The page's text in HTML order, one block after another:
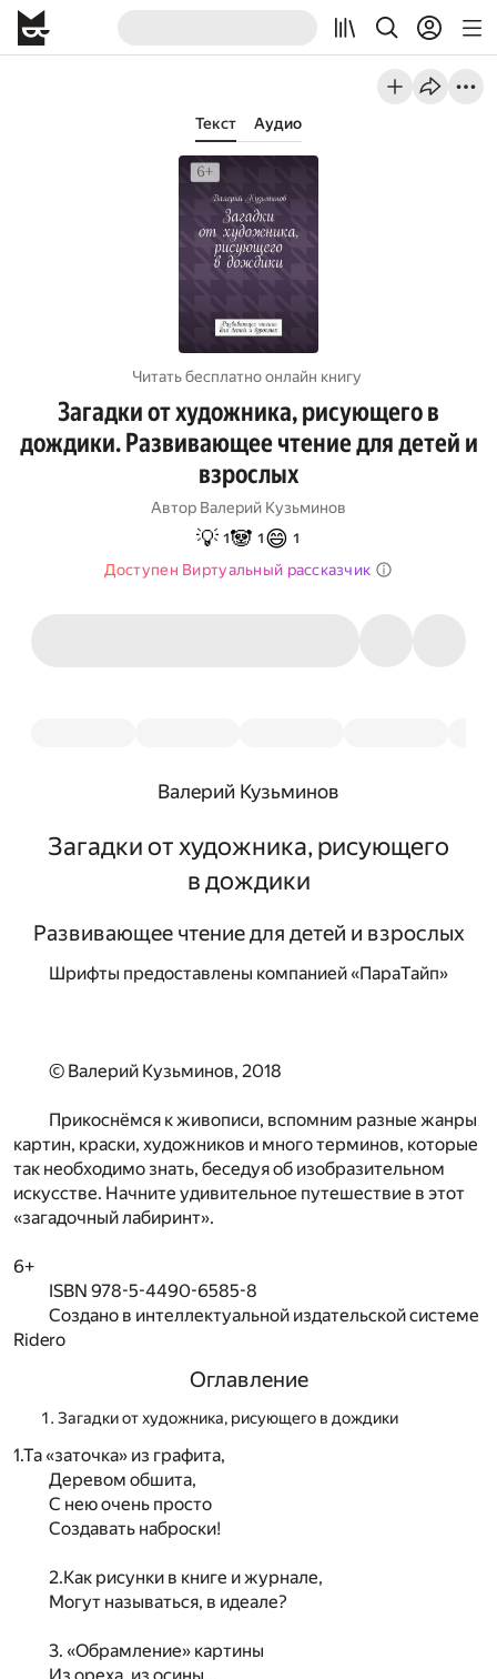
Текст Аудио
Читать бесплатно онлайн книгу
Загадки от художника, рисующего в
дождики. Развивающее чтение для детей и
взрослых
Автор Валерий Кузьминов
💡 1🐼 1 😄 1
Доступен Виртуальный рассказчик
Валерий Кузьминов
Загадки от художника, рисующего
в дождики
Развивающее чтение для детей и взрослых
Шрифты предоставлены компанией «ПараТайп»
© Валерий Кузьминов, 2018
Прикоснёмся к живописи, вспомним разные жанры
картин, краски, художников и много терминов, которые
так необходимо знать, беседуя об изобразительном
искусстве. Начните удивительное путешествие в этот
«загадочный лабиринт».
6+
ISBN 978-5-4490-6585-8
Создано в интеллектуальной издательской системе
Ridero
Оглавление
Загадки от художника, рисующего в дождики
1.Та «заточка» из графита,
Деревом обшита,
С нею очень просто
Создавать наброски!
2.Как рисунки в книге и журнале,
Могут называться, в идеале?
3. «Обрамление» картины
Из ореха, из осины…